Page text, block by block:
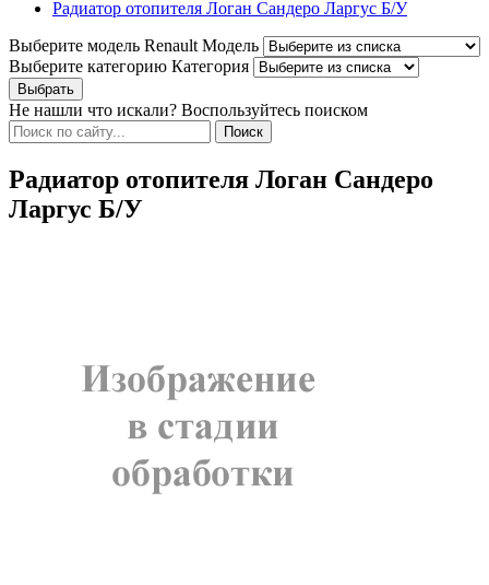
Радиатор отопителя Логан Сандеро Ларгус Б/У
Выберите модель Renault Модель
Выберите категорию Категория
Не нашли что искали? Воспользуйтесь поиском
Радиатор отопителя Логан Сандеро
Ларгус Б/У